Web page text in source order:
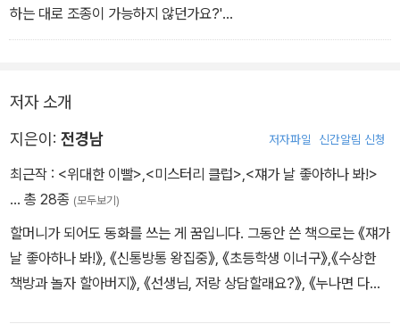
하는 대로 조종이 가능하지 않던가요?'
'맞아요. 그런데요, 그런 거 다 필요 없어요. 그저, 원래대로요. 네?'
저자 소개
지은이: 전경남 저자파일 신간알림 신청
최근작 : <위대한 이빨>,<미스터리 클럽>,<쟤가 날 좋아하나 봐!>
… 총 28종 (모두보기)
할머니가 되어도 동화를 쓰는 게 꿈입니다. 그동안 쓴 책으로는 《쟤가
날 좋아하나 봐!》, 《신통방통 왕집중》, 《초등학생 이너구》,《수상한
책방과 놀자 할아버지》, 《선생님, 저랑 상담할래요?》, 《누나면 다